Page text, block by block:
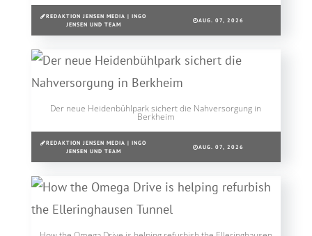
REDAKTION JENSEN MEDIA | INGO
JENSEN UND TEAM
AUG. 07, 2026
Der neue Heidenbühlpark sichert die Nahversorgung in
Berkheim
REDAKTION JENSEN MEDIA | INGO
JENSEN UND TEAM
AUG. 07, 2026